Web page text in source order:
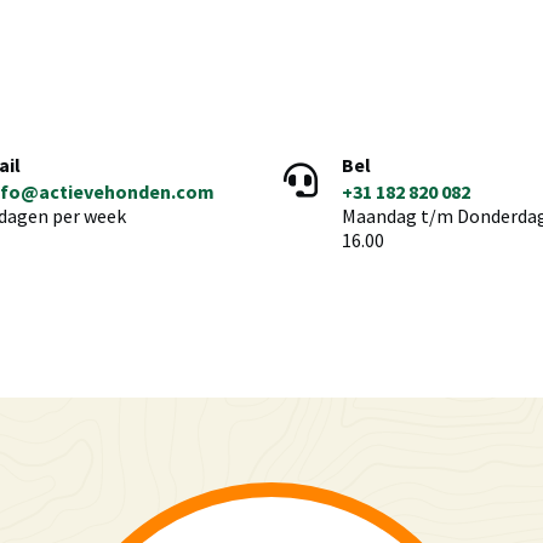
per week
Bel
+31 182 820 082
Maandag t/m
16.00